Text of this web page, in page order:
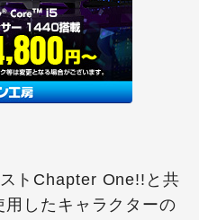
トChapter One!!と共
したキャラクターの